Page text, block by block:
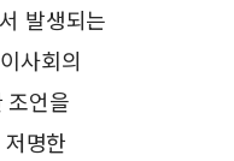
발생되는
사회의
조언을
명한